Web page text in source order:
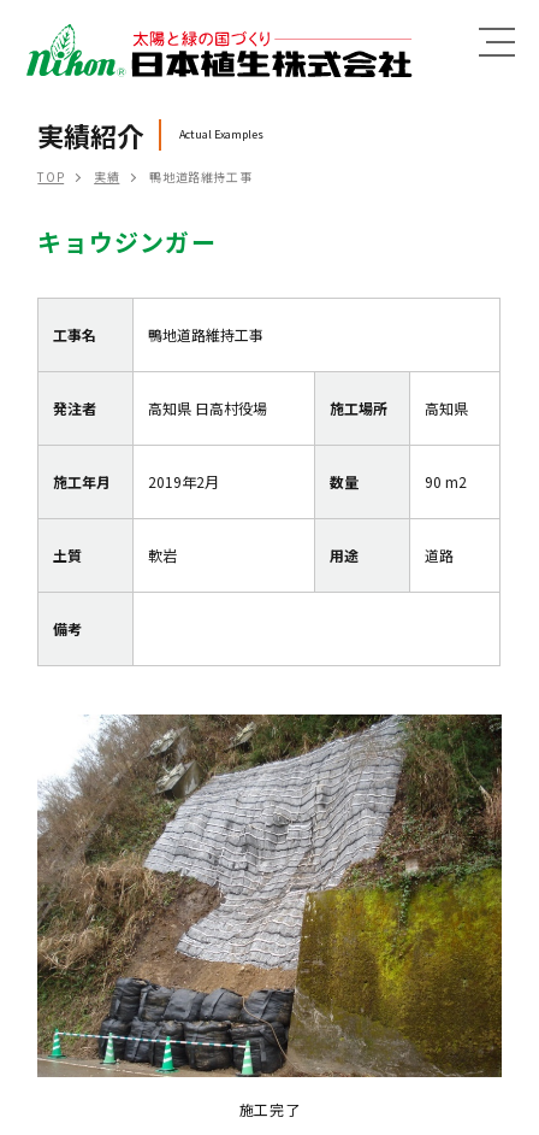
MENU
実績紹介 Actual Examples
TOP 実績 鴨地道路維持工事
キョウジンガー
工事名 鴨地道路維持工事
発注者 高知県 日高村役場 施工場所 高知県
施工年月 2019年2月 数量 90 m2
土質 軟岩 用途 道路
備考
施工完了